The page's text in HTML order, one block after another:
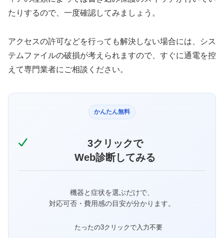
たりするので、一度確認してみましょう。
アクセスの許可などを行っても解決しない場合には、シス
テムファイルの破損が考えられますので、すぐに通電を控
えて専門業者にご相談ください。
かんたん無料
3クリックで
Web診断してみる
機器と症状を選ぶだけで、
対応可否・費用感の目安が分かります。
たったの3クリックで入力不要